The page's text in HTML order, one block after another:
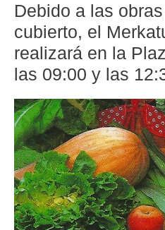
Debido a las
cubierto, el
realizará en la
las 09:00 y las